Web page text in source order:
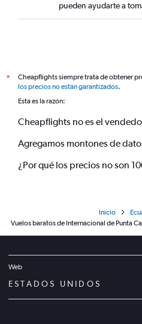
pueden ayudarte a
*
Cheapflights siempre trata de obtener
los precios no están garantizados.
Esta es la razón:
Cheapflights no es el
Agregamos montones de
¿Por qué los precios no son
Inicio
Vuelos baratos de Internacional de Punta
Web
ESTADOS UNIDOS